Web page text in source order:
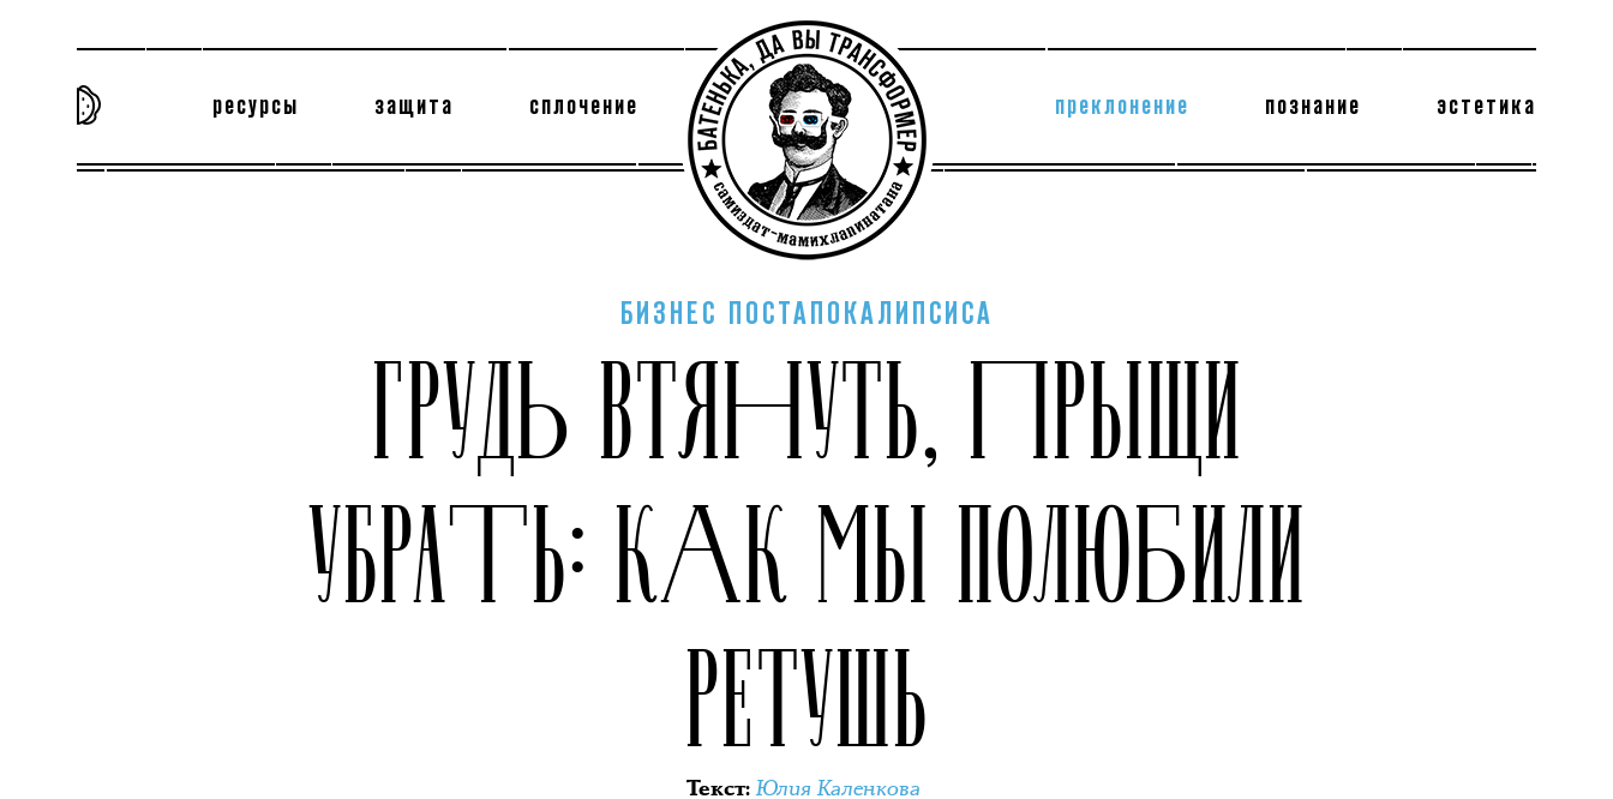
ресурсы защита сплочение преклонение познание эстетика
БИЗНЕС ПОСТАПОКАЛИПСИСА
ГРУДЬ ВТЯНУТЬ, ПРЫЩИ
УБРАТЬ: КАК МЫ ПОЛЮБИЛИ
РЕТУШЬ
Текст:Юлия Каленкова